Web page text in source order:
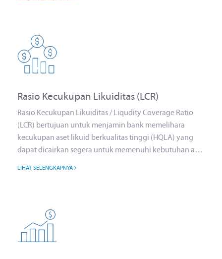
Rasio Kecukupan Likuiditas (LCR)
Rasio Kecukupan Likuiditas / Liqudity Coverage Ratio
(LCR) bertujuan untuk menjamin bank memelihara
kecukupan aset likuid berkualitas tinggi (HQLA) yang
dapat dicairkan segera untuk memenuhi kebutuhan arus
LIHAT SELENGKAPNYA